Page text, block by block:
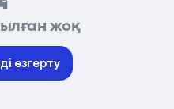
жоқ
өзгерту